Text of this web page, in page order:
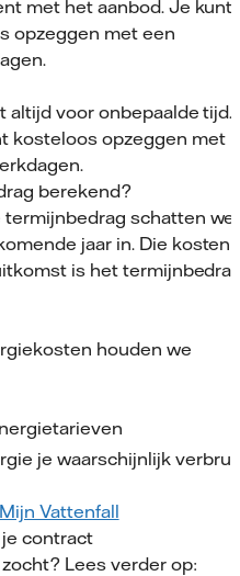
met het aanbod. Je kunt
opzeggen met een
altijd voor onbepaalde tijd.
kosteloos opzeggen met
berekend?
schatten we
jaar in. Die kosten
is het
houden we
je waarschijnlijk
Vattenfall
contract
Lees verder op: